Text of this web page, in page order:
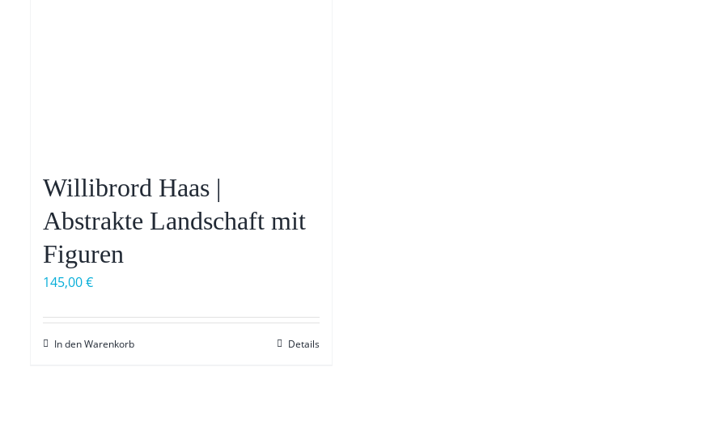
Willibrord Haas |
Abstrakte Landschaft mit
Figuren
145,00€
In den Warenkorb Details